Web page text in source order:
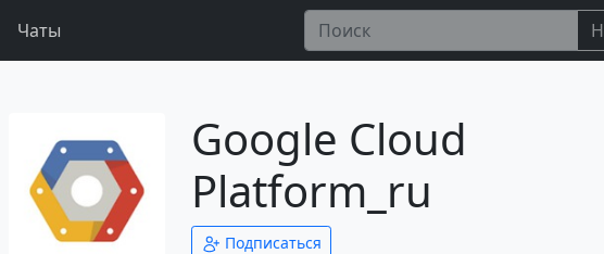
Чаты
Google Cloud
Platform_ru
Подписаться